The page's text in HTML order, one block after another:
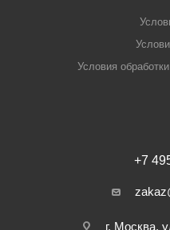
Условия
+7
г. Москва,